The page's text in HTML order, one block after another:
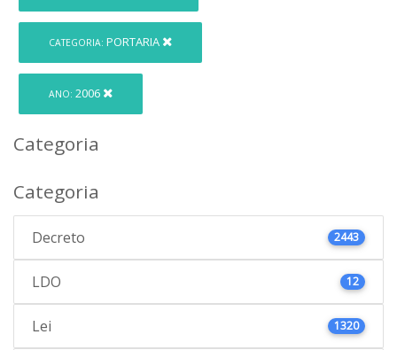
CATEGORIA: PORTARIA
ANO: 2006
Categoria
Categoria
Decreto 2443
LDO 12
Lei 1320